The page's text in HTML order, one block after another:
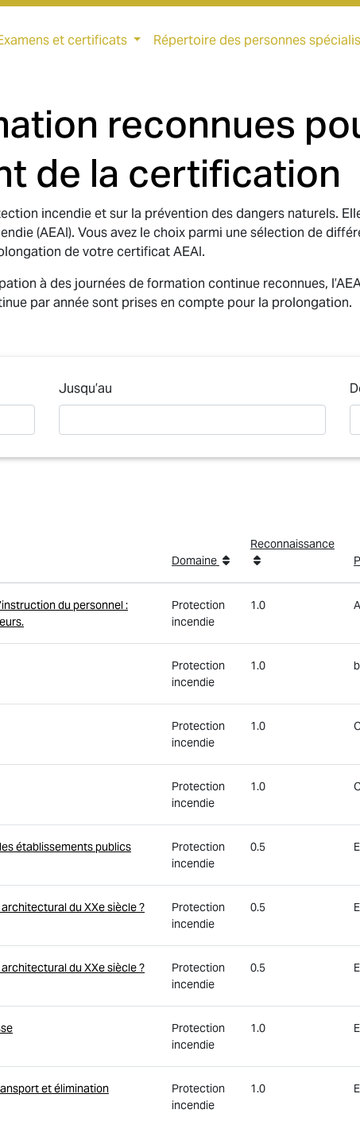
et certificats Répertoire des personnes
reconnues
de la certification
incendie et sur la prévention des dangers naturels.
(AEAI). Vous avez le choix parmi une sélection de
de votre certificat AEAI.
à des journées de formation continue reconnues,
par année sont prises en compte pour la prolongation.
Jusqu’au
Domaine
Reconnaissance
du personnel :
Protection
incendie
1.0
Protection
incendie
1.0
Protection
incendie
1.0
Protection
incendie
1.0
établissements publics
Protection
incendie
0.5
du XXe siècle ?
Protection
incendie
0.5
du XXe siècle ?
Protection
incendie
0.5
Protection
incendie
1.0
et élimination
Protection
incendie
1.0